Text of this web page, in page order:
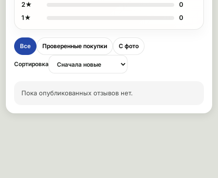
2★
0
1★
0
Все Проверенные покупки С фото
Сортировка
Пока опубликованных отзывов нет.